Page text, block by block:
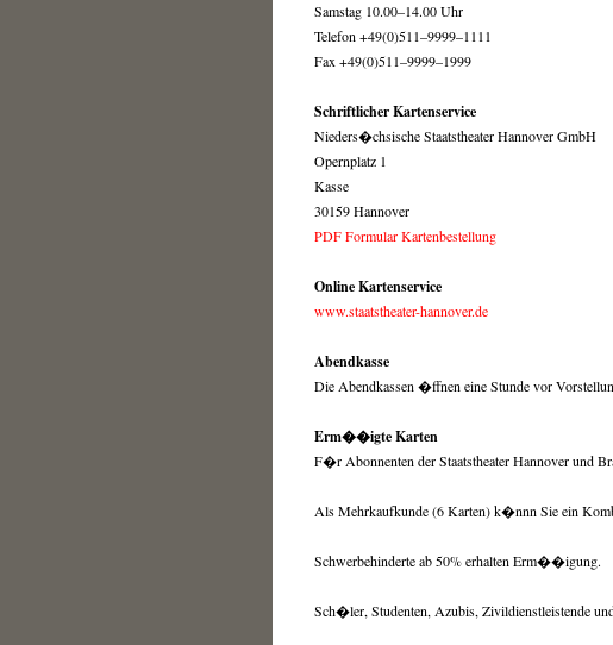
Samstag 10.00–14.00 Uhr
Telefon +49(0)511–9999–1111
Fax +49(0)511–9999–1999
Schriftlicher Kartenservice
Nieders�chsische Staatstheater Hannover GmbH
Opernplatz 1
Kasse
30159 Hannover
PDF Formular Kartenbestellung
Online Kartenservice
www.staatstheater-hannover.de
Abendkasse
Die Abendkassen �ffnen eine Stunde vor
Erm��igte Karten
F�r Abonnenten der Staatstheater Hannover und
Als Mehrkaufkunde (6 Karten) k�nnn Sie ein
Schwerbehinderte ab 50% erhalten Erm��igung.
Sch�ler, Studenten, Azubis, Zivildienstleistende